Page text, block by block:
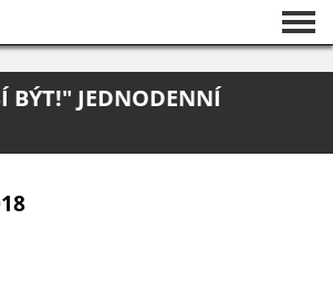
BÝT!" JEDNODENNÍ